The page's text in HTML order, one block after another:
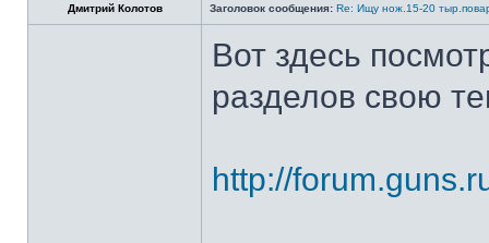
Дмитрий Колотов Заголовок сообщения: Re: Ищу нож.15-20
Вот здесь
разделов свою
http://